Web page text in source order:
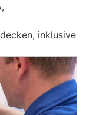
inklusive